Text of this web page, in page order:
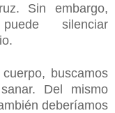
Sin embargo,
silenciar
buscamos
Del mismo
deberíamos